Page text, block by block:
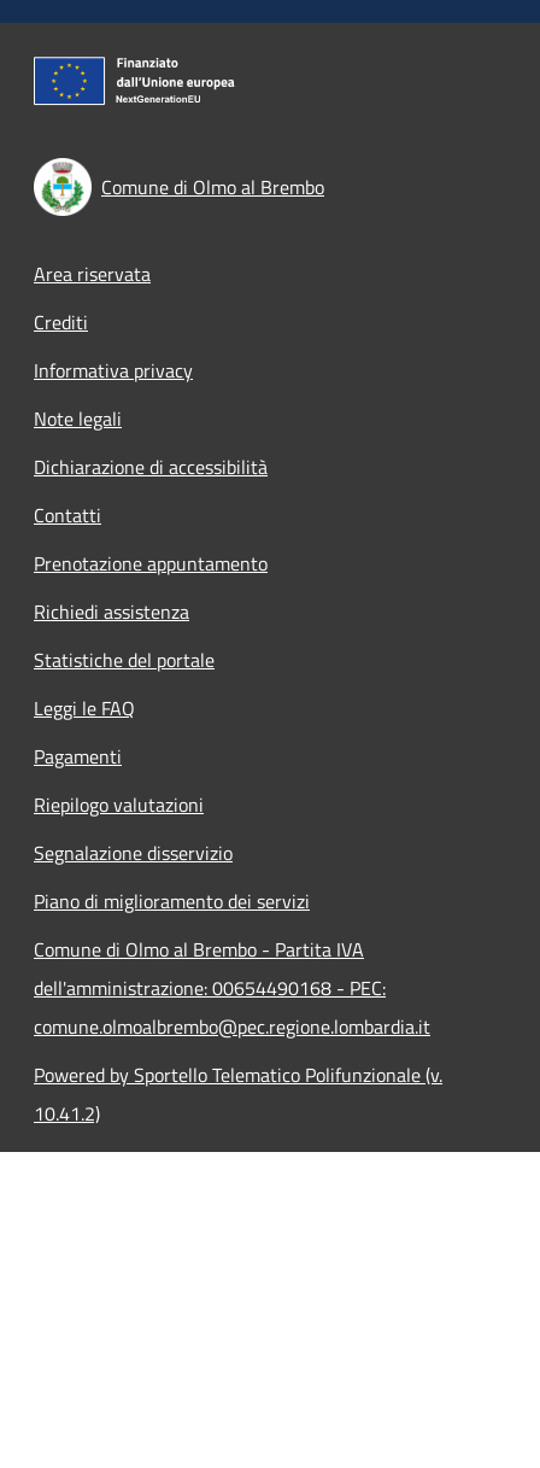
Comune di Olmo al Brembo
Footer menu
Area riservata
Crediti
Informativa privacy
Note legali
Dichiarazione di accessibilità
Contatti
Prenotazione appuntamento
Richiedi assistenza
Statistiche del portale
Leggi le FAQ
Pagamenti
Riepilogo valutazioni
Segnalazione disservizio
Piano di miglioramento dei servizi
Comune di Olmo al Brembo - Partita IVA
dell'amministrazione: 00654490168 - PEC:
comune.olmoalbrembo@pec.regione.lombardia.it
Powered by Sportello Telematico Polifunzionale (v.
10.41.2)